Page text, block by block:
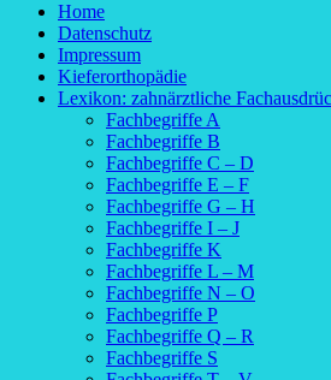
Home
Datenschutz
Impressum
Kieferorthopädie
Lexikon: zahnärztliche
Fachbegriffe A
Fachbegriffe B
Fachbegriffe C – D
Fachbegriffe E – F
Fachbegriffe G – H
Fachbegriffe I – J
Fachbegriffe K
Fachbegriffe L – M
Fachbegriffe N – O
Fachbegriffe P
Fachbegriffe Q – R
Fachbegriffe S